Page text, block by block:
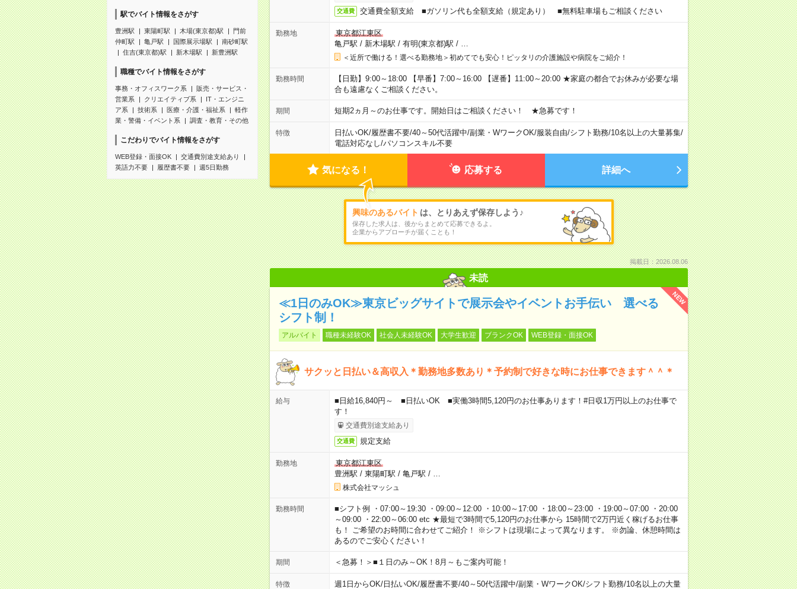
駅でバイト情報をさがす
豊洲駅 東陽町駅 木場(東京都)駅
門前
仲町駅
亀戸駅 国際展示場駅
南砂町駅
住吉(東京都)駅
新木場駅 新豊洲駅
職種でバイト情報をさがす
事務・オフィスワーク系
販売・サービス・
営業系
クリエイティブ系
IT・エンジニ
ア系
技術系 医療・介護・福祉系
軽作
業・警備・イベント系
調査・教育・その他
こだわりでバイト情報をさがす
WEB登録・面接OK
交通費別途支給あり
英語力不要
履歴書不要 週5日勤務
交通費 交通費全額支給 ■ガソリン代も全額支給（規定あり） ■無料駐車場もご相談ください
勤務地
東京都江東区
亀戸駅 / 新木場駅 / 有明(東京都)駅 /
＜近所で働ける！選べる勤務地＞初めてでも安心！ピッタリの介護施設や病院をご紹介！
勤務時間
【日勤】9:00～18:00 【早番】7:00～16:00 【遅番】11:00～20:00 ★家庭の都合でお休みが必要な場
合も遠慮なくご相談ください。
期間 短期2ヵ月～のお仕事です。開始日はご相談ください！ ★急募です！
特徴 日払いOK/履歴書不要/40～50代活躍中/副業・WワークOK/服装自由/シフト勤務/10名以上の大量募集/
電話対応なし/パソコンスキル不要
気になる！ 応募する 詳細へ
興味のあるバイト は、とりあえず保存しよう♪
保存した求人は、後からまとめて応募できるよ。
企業からアプローチが届くことも！
掲載日：2026.08.06
未読
NEW
≪1日のみOK≫東京ビッグサイトで展示会やイベントお手伝い 選べる
シフト制！
アルバイト 職種未経験OK 社会人未経験OK 大学生歓迎 ブランクOK WEB登録・面接OK
サクッと日払い＆高収入＊勤務地多数あり＊予約制で好きな時にお仕事できます＾＾＊
給与
■日給16,840円～ ■日払いOK ■実働3時間5,120円のお仕事あります！#日収1万円以上のお仕事で
す！
交通費別途支給あり
交通費 規定支給
勤務地
東京都江東区
豊洲駅 / 東陽町駅 / 亀戸駅 /
株式会社マッシュ
勤務時間
■シフト例 ・07:00～19:30 ・09:00～12:00 ・10:00～17:00 ・18:00～23:00 ・19:00～07:00 ・20:00
～09:00 ・22:00～06:00 etc ★最短で3時間で5,120円のお仕事から 15時間で2万円近く稼げるお仕事
も！ ご希望のお時間に合わせてご紹介！ ※シフトは現場によって異なります。 ※勿論、休憩時間は
あるのでご安心ください！
期間 ＜急募！＞■１日のみ～OK！8月～もご案内可能！
特徴 週1日からOK/日払いOK/履歴書不要/40～50代活躍中/副業・WワークOK/シフト勤務/10名以上の大量